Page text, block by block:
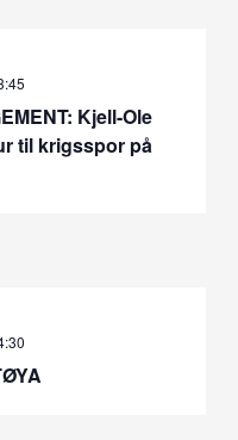
Kjell-Ole
til krigsspor på